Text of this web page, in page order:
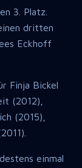
3. Platz.
dritten
Eckhoff
Finja Bickel
(2012),
(2015),
einmal